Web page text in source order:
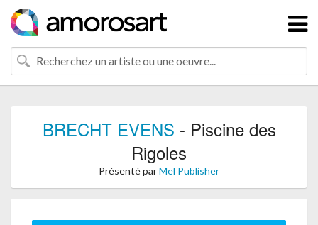
BRECHT EVENS - Piscine des
Rigoles
Présenté parMel Publisher